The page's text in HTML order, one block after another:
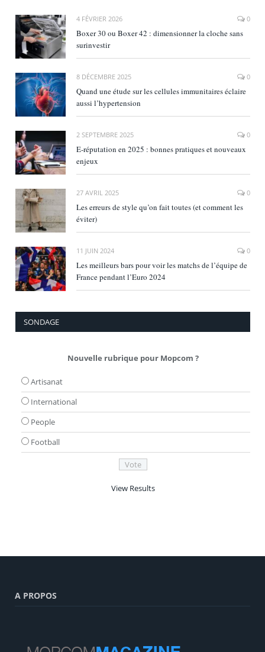
4 FÉVRIER 2026 0
Boxer 30 ou Boxer 42 : dimensionner la cloche sans
surinvestir
8 DÉCEMBRE 2025 0
Quand une étude sur les cellules immunitaires éclaire
aussi l’hypertension
2 SEPTEMBRE 2025 0
E‑réputation en 2025 : bonnes pratiques et nouveaux
enjeux
27 AVRIL 2025 0
Les erreurs de style qu’on fait toutes (et comment les
éviter)
11 JUIN 2024 0
Les meilleurs bars pour voir les matchs de l’équipe de
France pendant l’Euro 2024
SONDAGE
Nouvelle rubrique pour Mopcom ?
Artisanat
International
People
Football
View Results
A PROPOS